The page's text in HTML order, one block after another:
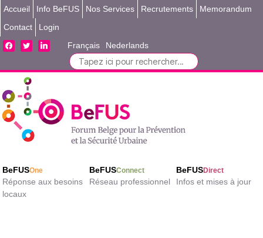
Accueil Info BeFUS Nos Services Recrutements
Memorandum
Contact
Login
facebooktwitterlinkedin Français Nederlands
Search
for:
BeFUSOne
Réponse aux besoins
locaux
BeFUSConnect
Réseau professionnel
BeFUSDirect
Infos et mises à jour